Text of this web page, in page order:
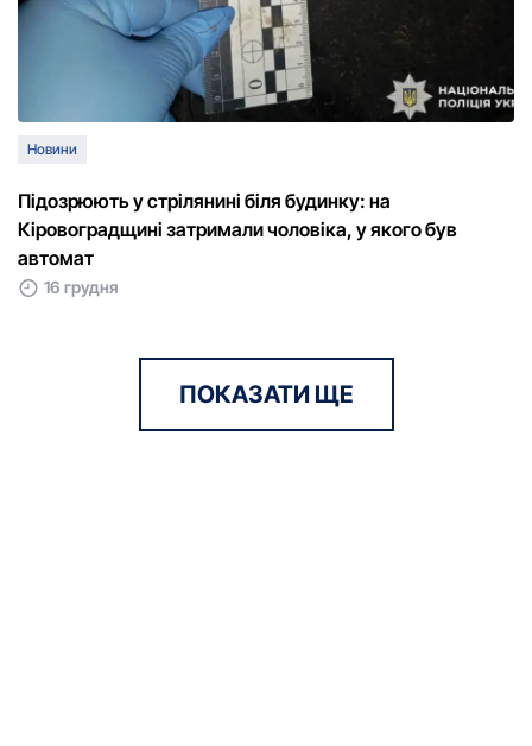
Новини
Підозрюють у стрілянині біля будинку: на
Кіровоградщині затримали чоловіка, у якого був
автомат
16 грудня
ПОКАЗАТИ ЩЕ